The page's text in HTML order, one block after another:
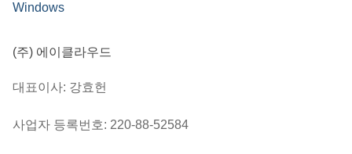
Windows
(주) 에이클라우드
대표이사: 강효헌
사업자 등록번호: 220-88-52584